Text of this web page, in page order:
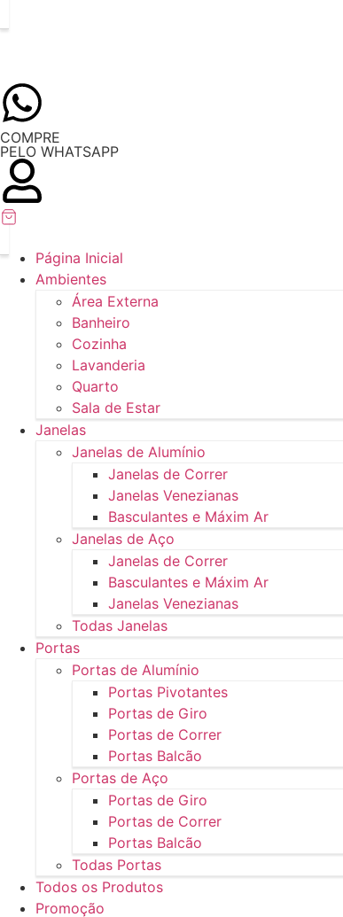
COMPRE
PELO WHATSAPP
Página Inicial
Ambientes
Área Externa
Banheiro
Cozinha
Lavanderia
Quarto
Sala de Estar
Janelas
Janelas de Alumínio
Janelas de Correr
Janelas Venezianas
Basculantes e Máxim Ar
Janelas de Aço
Janelas de Correr
Basculantes e Máxim Ar
Janelas Venezianas
Todas Janelas
Portas
Portas de Alumínio
Portas Pivotantes
Portas de Giro
Portas de Correr
Portas Balcão
Portas de Aço
Portas de Giro
Portas de Correr
Portas Balcão
Todas Portas
Todos os Produtos
Promoção